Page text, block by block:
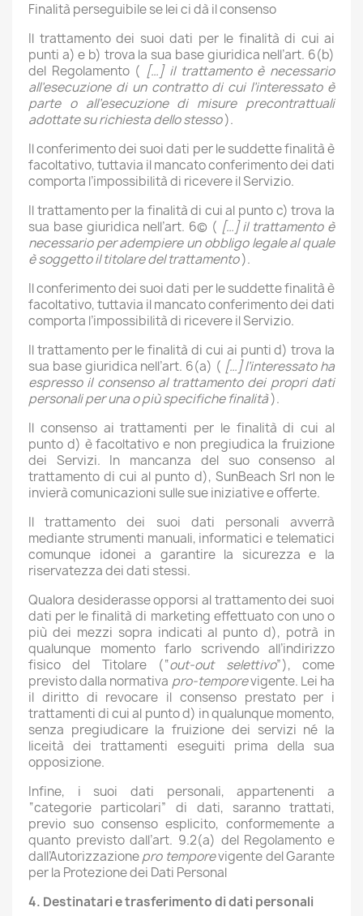
Finalità perseguibile se lei ci dà il consenso
Il trattamento dei suoi dati per le finalità di cui ai
punti a) e b) trova la sua base giuridica nell’art. 6(b)
del Regolamento ( […] il trattamento è necessario
all’esecuzione di un contratto di cui l’interessato è
parte o all’esecuzione di misure precontrattuali
adottate su richiesta dello stesso).
Il conferimento dei suoi dati per le suddette finalità è
facoltativo, tuttavia il mancato conferimento dei dati
comporta l’impossibilità di ricevere il Servizio.
Il trattamento per la finalità di cui al punto c) trova la
sua base giuridica nell’art. 6(c) ( […] il trattamento è
necessario per adempiere un obbligo legale al quale
è soggetto il titolare del trattamento).
Il conferimento dei suoi dati per le suddette finalità è
facoltativo, tuttavia il mancato conferimento dei dati
comporta l’impossibilità di ricevere il Servizio.
Il trattamento per le finalità di cui ai punti d) trova la
sua base giuridica nell’art. 6(a) ( […] l’interessato ha
espresso il consenso al trattamento dei propri dati
personali per una o più specifiche finalità).
Il consenso ai trattamenti per le finalità di cui al
punto d) è facoltativo e non pregiudica la fruizione
dei Servizi. In mancanza del suo consenso al
trattamento di cui al punto d), SunBeach Srl non le
invierà comunicazioni sulle sue iniziative e offerte.
Il trattamento dei suoi dati personali avverrà
mediante strumenti manuali, informatici e telematici
comunque idonei a garantire la sicurezza e la
riservatezza dei dati stessi.
Qualora desiderasse opporsi al trattamento dei suoi
dati per le finalità di marketing effettuato con uno o
più dei mezzi sopra indicati al punto d), potrà in
qualunque momento farlo scrivendo all’indirizzo
fisico del Titolare (“out-out selettivo”), come
previsto dalla normativa pro-temporevigente. Lei ha
il diritto di revocare il consenso prestato per i
trattamenti di cui al punto d) in qualunque momento,
senza pregiudicare la fruizione dei servizi né la
liceità dei trattamenti eseguiti prima della sua
opposizione.
Infine, i suoi dati personali, appartenenti a
“categorie particolari” di dati, saranno trattati,
previo suo consenso esplicito, conformemente a
quanto previsto dall’art. 9.2(a) del Regolamento e
dall’Autorizzazionepro temporevigente del Garante
per la Protezione dei Dati Personal
4. Destinatari e trasferimento di dati personali